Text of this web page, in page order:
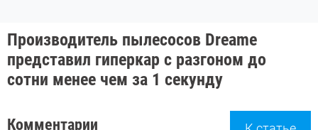
Производитель пылесосов Dreame
представил гиперкар с разгоном до
сотни менее чем за 1 секунду
Комментарии